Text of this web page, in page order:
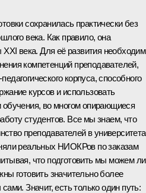
сохранилась практически без
века. Как правило, она
XXI века. Для её развития
компетенций преподавателей,
корпуса, способного
курсов и использовать
обучения, во многом опирающиеся
студентов. Все мы знаем, что
преподавателей в
реальных НИОКРов по заказам
что подготовить мы можем
готовить значительно более
Значит, есть только один путь: